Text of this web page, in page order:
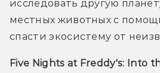
исследовать другую
местных животных с
спасти экосистему от
Five Nights at Freddy's: Into